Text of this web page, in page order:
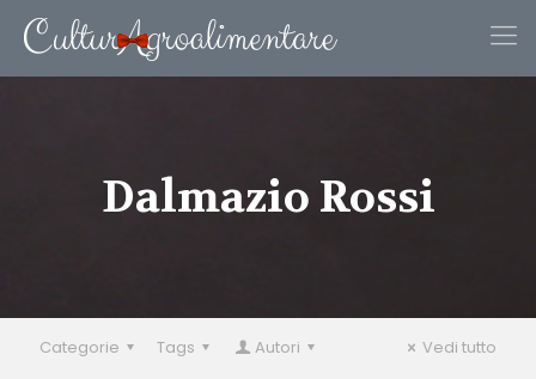
Dalmazio Rossi
Categorie Tags Autori Vedi tutto